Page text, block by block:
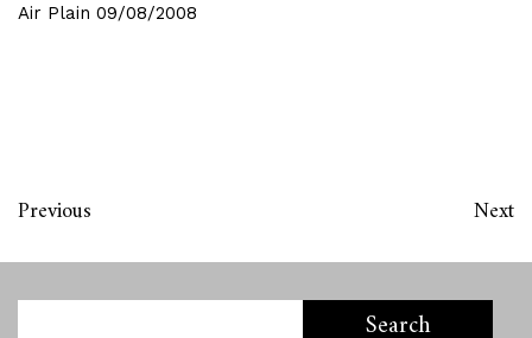
Air Plain 09/08/2008
Previous Next